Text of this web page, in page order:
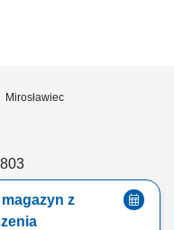
Mirosławiec
z